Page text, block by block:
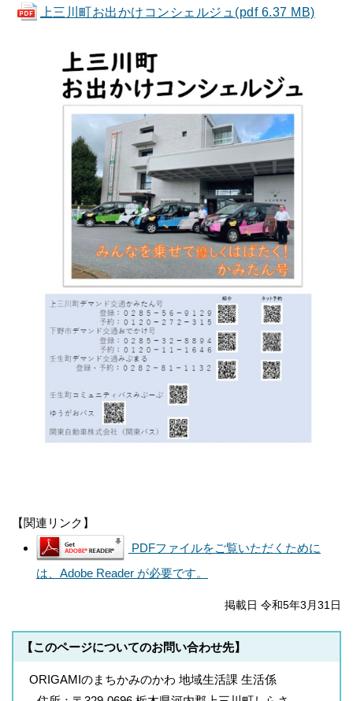
上三川町お出かけコンシェルジュ(pdf 6.37 MB)
【関連リンク】
PDFファイルをご覧いただくために
は、Adobe Reader が必要です。
掲載日 令和5年3月31日
【このページについてのお問い合わせ先】
ORIGAMIのまちかみのかわ 地域生活課 生活係